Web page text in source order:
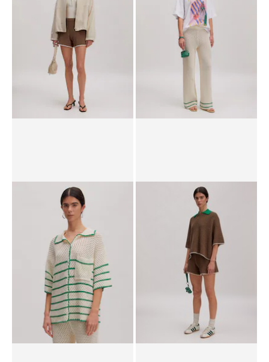
Pantalon 'Heinke'
69.90 CHF58.90 CHF 89.90 CHF44.90 CHF